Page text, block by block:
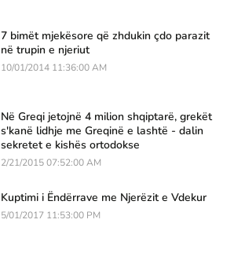
7 bimët mjekësore që zhdukin çdo parazit
në trupin e njeriut
10/01/2014 11:36:00 AM
Në Greqi jetojnë 4 milion shqiptarë, grekët
s'kanë lidhje me Greqinë e lashtë - dalin
sekretet e kishës ortodokse
2/21/2015 07:52:00 AM
Kuptimi i Ëndërrave me Njerëzit e Vdekur
5/01/2017 11:53:00 PM